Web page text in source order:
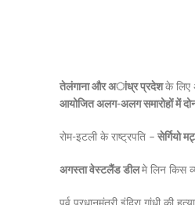
तेलंगाना और अांध्र प्रदेशके लिए
आयोजित अलग-अलग समारोहों में
रोम-इटली के राष्ट्रपति – सेर्गियो
अगस्ता वेस्टलैंड डीलमे लिन किस